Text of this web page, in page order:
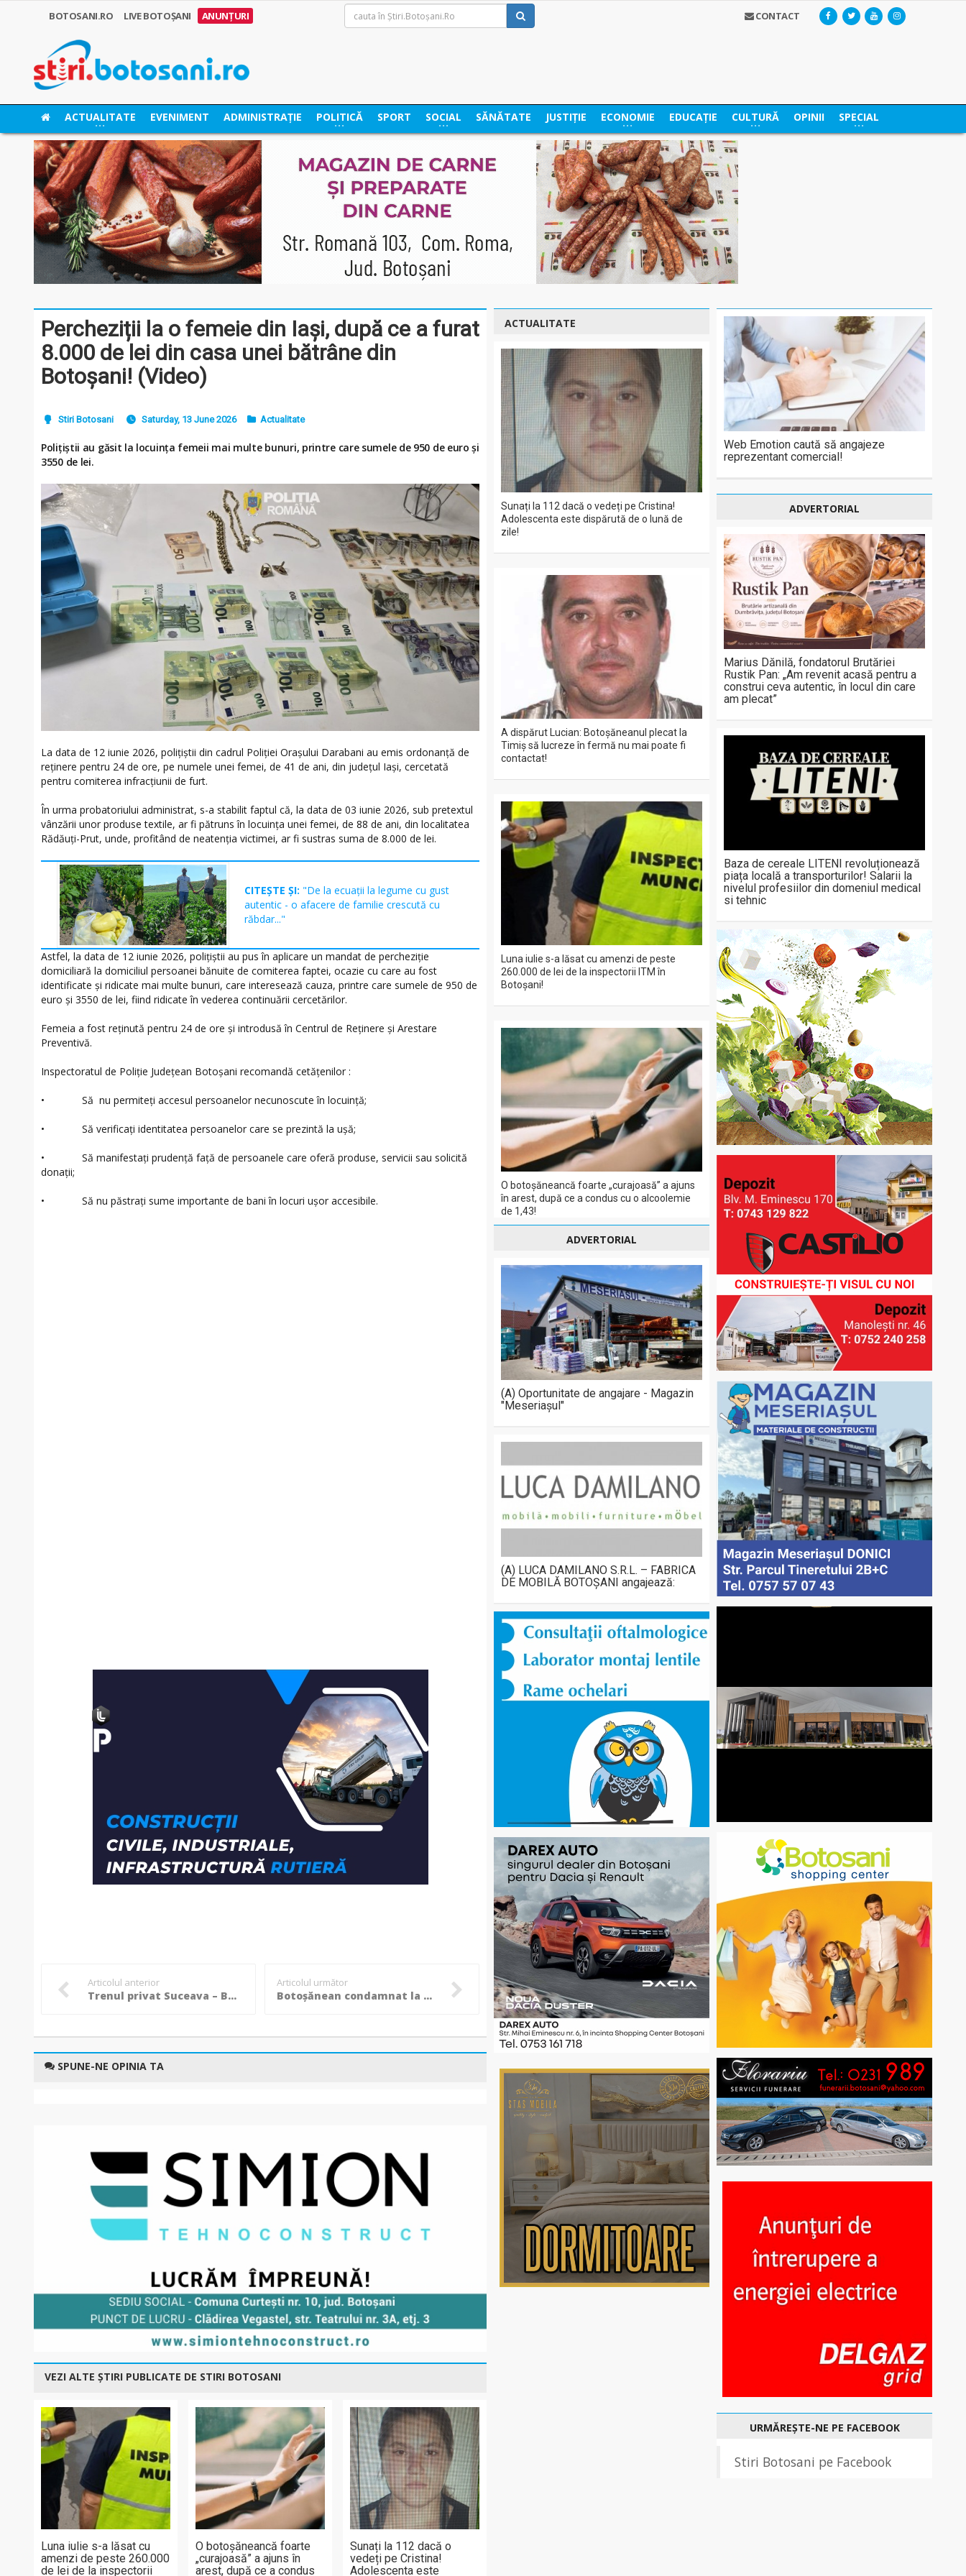
BOTOSANI.RO LIVE BOTOȘANI ANUNȚURI CONTACT
ACTUALITATE EVENIMENT ADMINISTRAȚIE POLITICĂ SPORT SOCIAL SĂNĂTATE JUSTIȚIE ECONOMIE EDUCAȚIE CULTURĂ OPINII SPECIAL
Percheziții la o femeie din Iași, după ce a furat
8.000 de lei din casa unei bătrâne din
Botoșani! (Video)
Stiri Botosani Saturday, 13 June 2026 Actualitate
Polițiștii au găsit la locuința femeii mai multe bunuri, printre care sumele de 950 de euro și
3550 de lei.
La data de 12 iunie 2026, polițiștii din cadrul Poliției Orașului Darabani au emis ordonanță de
reținere pentru 24 de ore, pe numele unei femei, de 41 de ani, din județul Iași, cercetată
pentru comiterea infracțiunii de furt.
În urma probatoriului administrat, s-a stabilit faptul că, la data de 03 iunie 2026, sub pretextul
vânzării unor produse textile, ar fi pătruns în locuința unei femei, de 88 de ani, din localitatea
Rădăuți-Prut, unde, profitând de neatenția victimei, ar fi sustras suma de 8.000 de lei.
CITEȘTE ȘI: "De la ecuații la legume cu gust
autentic - o afacere de familie crescută cu
răbdar..."
Astfel, la data de 12 iunie 2026, polițiștii au pus în aplicare un mandat de percheziție
domiciliară la domiciliul persoanei bănuite de comiterea faptei, ocazie cu care au fost
identificate și ridicate mai multe bunuri, care interesează cauza, printre care sumele de 950 de
euro și 3550 de lei, fiind ridicate în vederea continuării cercetărilor.
Femeia a fost reținută pentru 24 de ore și introdusă în Centrul de Reținere și Arestare
Preventivă.
Inspectoratul de Poliție Județean Botoșani recomandă cetățenilor :
• Să nu permiteți accesul persoanelor necunoscute în locuință;
• Să verificați identitatea persoanelor care se prezintă la ușă;
• Să manifestați prudență față de persoanele care oferă produse, servicii sau solicită
donații;
• Să nu păstrați sume importante de bani în locuri ușor accesibile.
Articolul anterior
Trenul privat Suceava – București, suspendat temporar pentru a se face față cererii de la ruta Suceava – Constanța!
Articolul următor
Botoșănean condamnat la peste opt ani de închisoare pentru tentativă la omor și lovirea sau alte violențe!
SPUNE-NE OPINIA TA
VEZI ALTE ȘTIRI PUBLICATE DE STIRI BOTOSANI
Luna iulie s-a lăsat cu
amenzi de peste 260.000
de lei de la inspectorii
O botoșăneancă foarte
„curajoasă” a ajuns în
arest, după ce a condus
Sunați la 112 dacă o
vedeți pe Cristina!
Adolescenta este
ACTUALITATE
Sunați la 112 dacă o vedeți pe Cristina!
Adolescenta este dispărută de o lună de
zile!
A dispărut Lucian: Botoșăneanul plecat la
Timiș să lucreze în fermă nu mai poate fi
contactat!
Luna iulie s-a lăsat cu amenzi de peste
260.000 de lei de la inspectorii ITM în
Botoșani!
O botoșăneancă foarte „curajoasă” a ajuns
în arest, după ce a condus cu o alcoolemie
de 1,43!
ADVERTORIAL
(A) Oportunitate de angajare - Magazin
"Meseriașul"
(A) LUCA DAMILANO S.R.L. – FABRICA
DE MOBILĂ BOTOȘANI angajează:
Web Emotion caută să angajeze
reprezentant comercial!
ADVERTORIAL
Marius Dănilă, fondatorul Brutăriei
Rustik Pan: „Am revenit acasă pentru a
construi ceva autentic, în locul din care
am plecat”
Baza de cereale LITENI revoluționează
piața locală a transporturilor! Salarii la
nivelul profesiilor din domeniul medical
si tehnic
URMĂREȘTE-NE PE FACEBOOK
Stiri Botosani pe Facebook